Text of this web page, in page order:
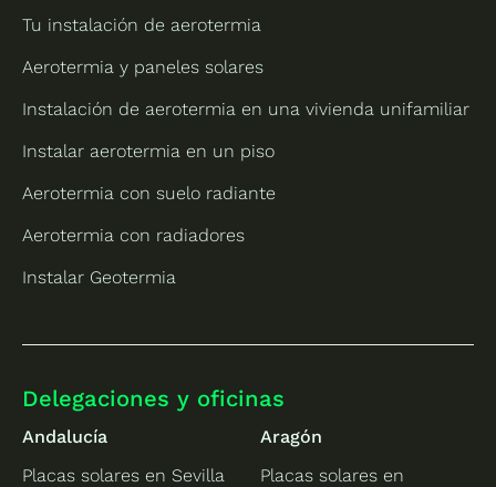
Tu instalación de aerotermia
Aerotermia y paneles solares
Instalación de aerotermia en una vivienda unifamiliar
Instalar aerotermia en un piso
Aerotermia con suelo radiante
Aerotermia con radiadores
Instalar Geotermia
Delegaciones y oficinas
Andalucía
Placas solares en Sevilla
Aragón
Placas solares en